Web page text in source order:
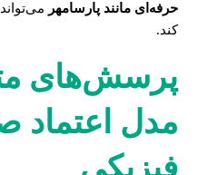
حرفه‌ای مانند پارسامهر
کند.
پرسش‌های
مدل اعتماد
فیزیکی